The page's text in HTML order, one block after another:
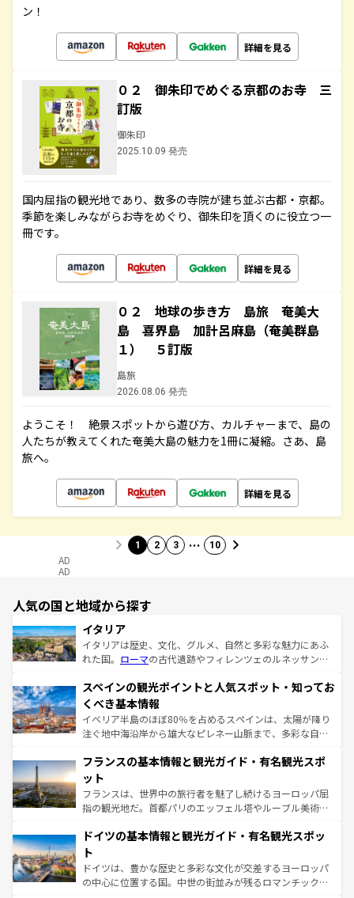
ン！
詳細を見る
０２ 御朱印でめぐる京都のお寺 三
訂版
御朱印
2025.10.09 発売
国内屈指の観光地であり、数多の寺院が建ち並ぶ古都・京都。
季節を楽しみながらお寺をめぐり、御朱印を頂くのに役立つ一
冊です。
詳細を見る
０２ 地球の歩き方 島旅 奄美大
島 喜界島 加計呂麻島（奄美群島
１） ５訂版
島旅
2026.08.06 発売
ようこそ！ 絶景スポットから遊び方、カルチャーまで、島の
人たちが教えてくれた奄美大島の魅力を1冊に凝縮。さあ、島
旅へ。
詳細を見る
1 2 3 … 10
AD
AD
人気の国と地域から探す
イタリア
イタリアは歴史、文化、グルメ、自然と多彩な魅力にあふ
れた国。 ローマの古代遺跡やフィレンツェのルネッサンス
ろん、トスカーナの美しい田園風景やアマルフィ海岸の絶
景など、自然景観も見逃せない。観光の合間には、本場の
ピザやパスタなど、絶品のイタリア料理を堪能することも
できる。朝目覚めてから夜眠るまで、すべての瞬間を楽し
なお、新着のイタリア情報はコンテンツ一覧を参照してほ
しい。
スペインの観光ポイントと人気スポット・知ってお
くべき基本情報
イベリア半島のほぼ80％を占めるスペインは、太陽が降り
注ぐ地中海沿岸から雄大なピレネー山脈まで、多彩な自然
文化が根付くこの国では、情熱的なフラメンコ、熱気あふ
れる闘牛、そして美味しいタパスが生活の一部となってい
る。首都マドリードの洗練された雰囲気や、バルセロナの
アートに溢れた街角から、地方では古代ローマ遺跡や中世
せる。地方によって風土や気候が異なるスペインはその個
ンテンツ一覧 を参照してほしい。
フランスの基本情報と観光ガイド・有名観光スポ
ット
フランスは、世界中の旅行者を魅了し続けるヨーロッパ屈
指の観光地だ。首都パリのエッフェル塔やルーブル美術館
で、幅広い魅力が詰まっている。華麗な宮殿、歴史的な大
聖堂、美しいビーチ、そして豊かな自然が、訪れる者を心
から魅了する。また、フランスは美食の国としても知ら
れ、フランス料理はユネスコ無形文化遺産にも登録されて
ドイツの基本情報と観光ガイド・有名観光スポッ
ト
ドイツは、豊かな歴史と多彩な文化が交差するヨーロッパ
の中心に位置する国。中世の街並みが残るロマンチック街